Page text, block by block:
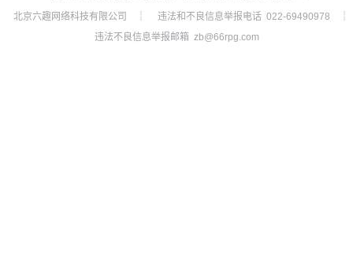
北京六趣网络科技有限公司
┊ 违法和不良信息举报电话 022-69490978
┊
违法不良信息举报邮箱 zb@66rpg.com